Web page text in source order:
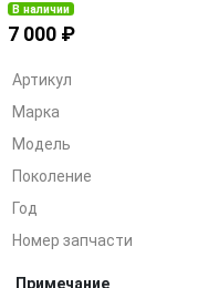
В наличии
7 000 ₽
Артикул
Марка
Модель
Поколение
Год
Номер запчасти
Примечание